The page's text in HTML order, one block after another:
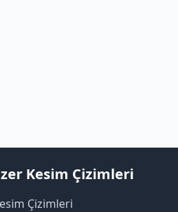
Kesim Çizimleri
Çizimleri